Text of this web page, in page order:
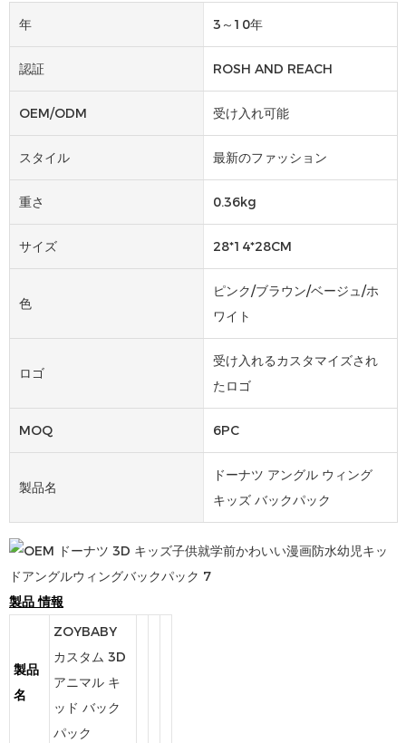
年 3～10年
認証 ROSH AND REACH
OEM/ODM 受け入れ可能
スタイル 最新のファッション
重さ 0.36kg
サイズ 28*14*28CM
色
ピンク/ブラウン/ベージュ/ホ
ワイト
ロゴ
受け入れるカスタマイズされ
たロゴ
MOQ 6PC
製品名
ドーナツ アングル ウィング
キッズ バックパック
製品情報
製品
名
ZOYBABY
カスタム 3D
アニマル キ
ッド バック
パック